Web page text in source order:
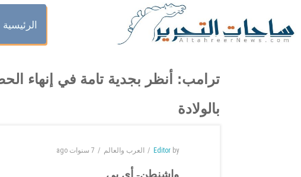
الرئيسية
ترامب: أنظر بجدية تامة في إنهاء
بالولادة
by
Editor العرب والعالم 7 سنوات ago
واشنطن- أي بي